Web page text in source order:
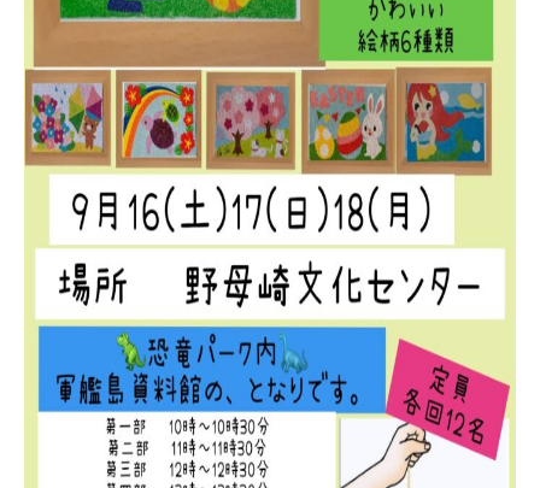
パーク概要
個人情報保護方針